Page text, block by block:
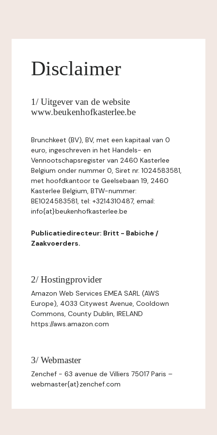
Disclaimer
1/ Uitgever van de website
www.beukenhofkasterlee.be
Brunchkeet (BV), BV, met een kapitaal van 0
euro, ingeschreven in het Handels- en
Vennootschapsregister van 2460 Kasterlee
Belgium onder nummer 0, Siret nr. 1024583581,
met hoofdkantoor te Geelsebaan 19, 2460
Kasterlee Belgium, BTW-nummer:
BE1024583581, tel: +3214310487, email:
info{at}beukenhofkasterlee.be
Publicatiedirecteur: Britt - Babiche /
Zaakvoerders.
2/ Hostingprovider
Amazon Web Services EMEA SARL (AWS
Europe), 4033 Citywest Avenue, Cooldown
Commons, County Dublin, IRELAND
https://aws.amazon.com
3/ Webmaster
Zenchef - 63 avenue de Villiers 75017 Paris –
webmaster{at}zenchef.com